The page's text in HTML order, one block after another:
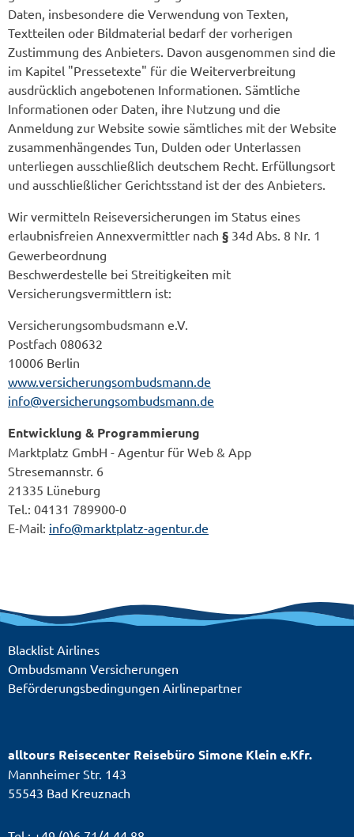
Daten, insbesondere die Verwendung von Texten,
Textteilen oder Bildmaterial bedarf der vorherigen
Zustimmung des Anbieters. Davon ausgenommen sind die
im Kapitel "Pressetexte" für die Weiterverbreitung
ausdrücklich angebotenen Informationen. Sämtliche
Informationen oder Daten, ihre Nutzung und die
Anmeldung zur Website sowie sämtliches mit der Website
zusammenhängendes Tun, Dulden oder Unterlassen
unterliegen ausschließlich deutschem Recht. Erfüllungsort
und ausschließlicher Gerichtsstand ist der des Anbieters.
Wir vermitteln Reiseversicherungen im Status eines
erlaubnisfreien Annexvermittler nach § 34d Abs. 8 Nr. 1
Gewerbeordnung
Beschwerdestelle bei Streitigkeiten mit
Versicherungsvermittlern ist:
Versicherungsombudsmann e.V.
Postfach 080632
10006 Berlin
www.versicherungsombudsmann.de
info@versicherungsombudsmann.de
Entwicklung & Programmierung
Marktplatz GmbH - Agentur für Web & App
Stresemannstr. 6
21335 Lüneburg
Tel.: 04131 789900-0
E-Mail: info@marktplatz-agentur.de
Blacklist Airlines
Ombudsmann Versicherungen
Beförderungsbedingungen Airlinepartner
alltours Reisecenter Reisebüro Simone Klein e.Kfr.
Mannheimer Str. 143
55543 Bad Kreuznach